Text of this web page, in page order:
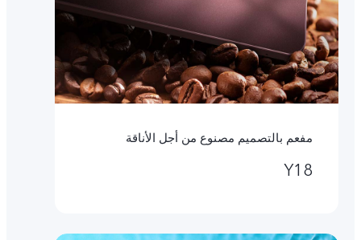
مفعم بالتصميم مصنوع من أجل الأناقة
Y18